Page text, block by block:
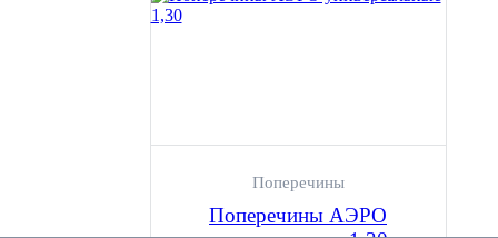
Поперечины
Поперечины АЭРО